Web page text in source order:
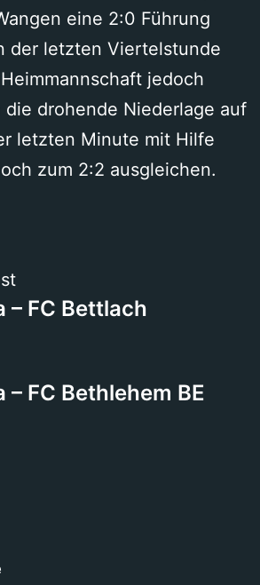
eine 2:0 Führung
der letzten Viertelstunde
jedoch
die drohende Niederlage auf
letzten Minute mit Hilfe
zum 2:2 ausgleichen.
– FC Bettlach
– FC Bethlehem BE